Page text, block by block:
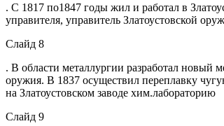
. С 1817 по1847 годы жил и работал в
управителя, управитель Златоустовской
Слайд 8
. В области металлургии разработал новый
оружия. В 1837 осуществил переплавку
на Златоустовском заводе хим.лабораторию
Слайд 9